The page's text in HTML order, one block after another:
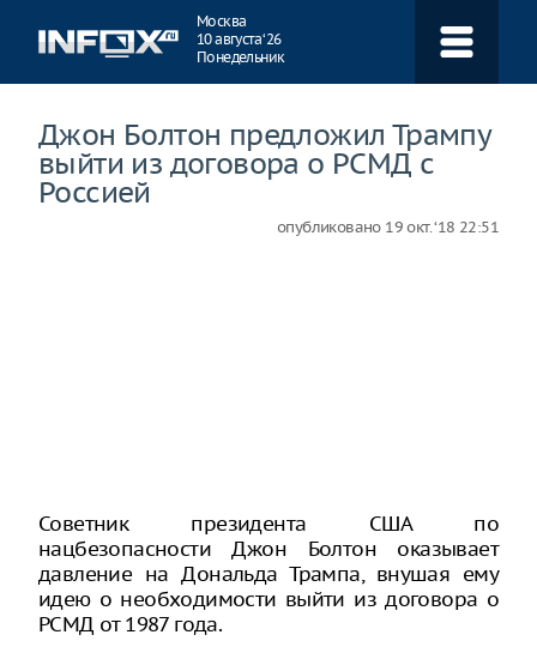
Москва
10 августа ‘26
Понедельник
Джон Болтон предложил Трампу
выйти из договора о РСМД с
Россией
опубликовано 19 окт. ‘18 22:51
Советник президента США по
нацбезопасности Джон Болтон оказывает
давление на Дональда Трампа, внушая ему
идею о необходимости выйти из договора о
РСМД от 1987 года.